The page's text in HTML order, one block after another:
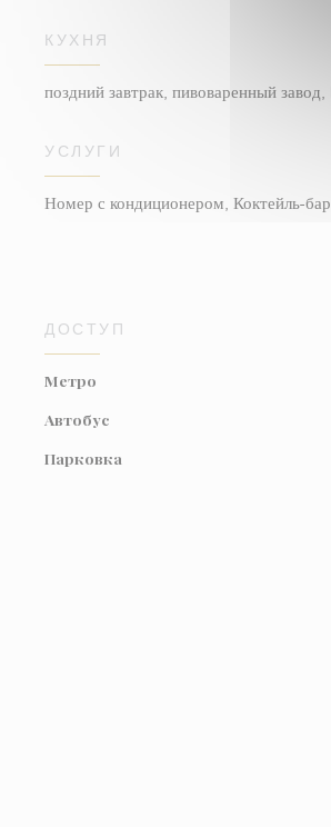
КУХНЯ
поздний завтрак, пивоваренный
УСЛУГИ
Номер с кондиционером, Коктейль-
ДОСТУП
Метро
Автобус
Парковка